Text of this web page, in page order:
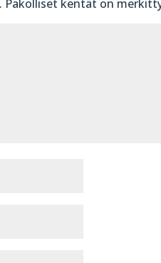
Pakolliset kentät on